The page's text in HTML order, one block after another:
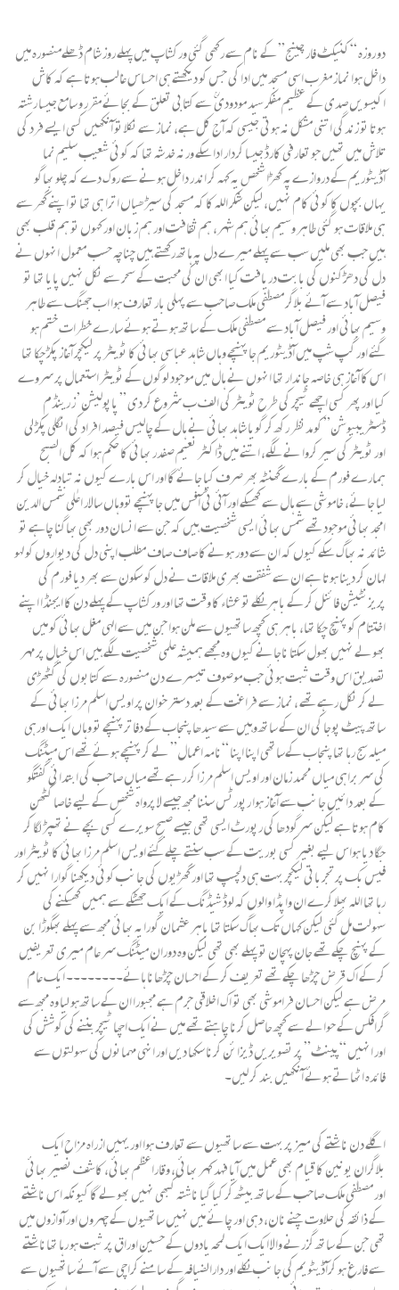
دو روزہ “کنیکٹ فار چینج” کے نام سے رکھی گئی ورکشاپ میں پہلے روز شام ڈھلےمنصورہ میں
داخل ہوا نماز مغرب اسی مسجد میں ادا کی جس کو دیکھتے ہی احساس غالب ہوتا ہے کہ کاش
اکیسویں صدی کے عظیم مفکر سید مودودی ؒ سے کتابی تعلق کے بجائے مقرر و سامع جیسا رشتہ
ہوتا تو زندگی اتنی مشکل نہ ہوتی جیسی کہ آج کل ہے، نماز سے نکلا تو آنکھیں کسی ایسے فرد کی
تلاش میں تھیں جو تعارفی کارڈ جیسا کردار ادا سکے ورنہ خدشہ تھا کہ کوئی شعیب سلیم نما
آڈیٹوریم کے دروازےپہ کھڑا شخص یہ کہہ کر اندر داخل ہونے سے روک دے کہ چلو بھاگو
یہاں بچوں کا کوئی کام نہیں، لیکن شکر اللہ کا کہ مسجد کی سیڑھیاں اترا ہی تھا تو اپنے گھر سے
ہی ملاقات ہو گئی طاہر وسیم بھائی ہم شہر، ہم ثقافت اور ہم زبان اور کہوں تو ہم قلب بھی
ہیں جب بھی ملیں سب سے پہلے میرے دل پہ ہاتھ رکھتے ہیں چناچہ حسب معمول انہوں نے
دل کی دھڑکنوں کی بابت دریافت کیا ابھی ان کی محبت کے سحر سے نکل نہیں پایا تھا تو
فیصل آباد سے آئے بلاگر مصطفٰی ملک صاحب سے پہلی بار تعارف ہوا اب جھنگ سے طاہر
وسیم بھائی اور فیصل آباد سے مصطفٰی ملک کے ساتھ ہوتے ہوئے سارے خطرات ختم ہو
گئے اور گپ شپ میں آڈیٹوریم جا پہنچے وہاں شاہد عباسی بھائی کا ٹویٹر پر لیکچر آغاز پکڑ چکا تھا
اس کا آغاز ہی خاصہ جاندار تھا انہوں نے ہال میں موجود لوگوں کے ٹویٹر استعمال پر سروے
کیا اور پھر کسی اچھے ٹیچر کی طرح ٹویٹر کی الف ب شروع کر دی ” پاپولیشن’ز رینڈم
ڈسٹریبیوشن” کو مدنظر رکھ کر گویا شاہد بھائی نے ہال کے چالیس فیصد افراد کی انگلی پکڑ لی
اور ٹویٹر کی سیر کروا نے لگے، اتنے میں ڈاکٹر نعیم صفدر بھائی کا حکم ہوا کہ کل الصبح
ہمارے فورم کے بارے گھنٹہ بھر صرف کیا جائے گا اور اس بارے کیوں نہ تبادلہ خیال کر
لیا جائے، خاموشی سے ہال سے کھسکے اور آئی ٹی آفس میں جا پہنچے تووہاں سالار اعلٰی شمس الدین
امجد بھائی موجود تھے شمس بھائی ایسی شخصیت ہیں کہ جن سے انسان دور بھی بھاگنا چاہے تو
شائد نہ بھاگ سکے کیوں کہ ان سے دور ہونے کا صاف صاف مطلب اپنی دل کی دیواروں کو لہو
لہان کر دینا ہوتا ہے ان سے شفقت بھری ملاقات نے دل کو سکون سے بھر دیا فورم کی
پریزنٹیشن فائنل کر کے باہر نکلے تو عشاء کا وقت تھا اور ورکشاپ کے پہلے دن کا ایجنڈا اپنے
اختتام کو پہنچ چکا تھا، باہر ہی کچھ ساتھیوں سے ملن ہوا جن میں سے الہی مغل بھائی کو میں
بھولے نہیں بھول سکتا ناجانے کیوں وہ مجھے ہمیشہ علمی شخصیت لگے ہیں اس خیال پر مہر
تصدیق اس وقت ثبت ہوئی جب موصوف تیسرے دن منصورہ سے کتابوں کی گٹھڑی
لے کر نکل رہے تھے ، نماز سے فراغت کے بعد دستر خوان پر اویس اسلم مرزا بھائی کے
ساتھ پیٹ پوجا کی ان کے ساتھ وہیں سے سیدھا پنجاب کے دفاتر پہنچے تو وہاں ایک اورہی
میلہ سج رہا تھا پنجاب کےساتھی اپنا اپنا “نامہ اعمال” لے کر پہنچے ہوئے تھے اس میٹنگ
کی سربراہی میاں محمد زمان اور اویس اسلم مرزا کر رہے تھے میاں صاحب کی ابتدائی گفتگو
کے بعد دائیں جانب سے آغاز ہوا رپورٹس سننا مجھ جیسے لا پرواہ شخص کے لیے خاصا کٹھن
کام ہوتا ہے لیکن سرگودھا کی رپورٹ ایسی تھی جیسے صبح سویرے کسی بچے نے تھپڑ لگا کر
جگا دیا ہواس لیے بغیر کسی بوریت کے سب سنتے چلے گئے اویس اسلم مرزا بھائی کا ٹویٹر اور
فیس بک پر تجرباتی لیکچر بہت ہی دلچسپ تھا اور گھڑیوں کی جانب کوئی دیکھنا گوارا نہیں کر
رہا تھا اللہ بھلا کرے ان واپڈا والوں کہ لوڈ شیڈنگ کے ایک جھٹکے سے ہمیں کھسکنے کی
سہولت مل گئی لیکن کہاں تک بھاگ سکتا تھا باہر عثمان گورایہ بھائی مجھ سے پہلے بھگوڑا بن
کے پہنچ چکے تھے جان پہچان تو پہلے بھی تھی لیکن وہ دوران میٹنگ سر عام میری تعریفیں
کر کے اک قرض چڑھا چکے تھے تعریف کر کے احسان چڑھانا ہائے۔۔۔۔۔۔۔۔ ایک عام
مرض ہے لیکن احسان فراموشی بھی تو اک اخلاقی جرم ہے مجبورا ان کے ساتھ ہو لیا وہ مجھ سے
گرافکس کے حوالے سے کچھ حاصل کرنا چاہتے تھے میں نے ایک اچھا ٹیچر بننے کی کوشش کی
اور انہیں “پینٹ” پر تصویریں ڈیزائن کرنا سکھا دیں اور انہی مہمانوں کی سہولتوں سے
فائدہ اٹھاتے ہوئے آنکھیں بند کر لیں۔
اگلے دن ناشتے کی میز پر بہت سے ساتھیوں سے تعارف ہوا اور یہیں ازراہ مزاح ایک
بلاگران یونین کا قیام بھی عمل میں آیا فہد کہر بھائی، وقاراعظم بھائی، کاشف نصیر بھائی
اور مصطفٰی ملک صاحب کے ساتھ بیٹھ کر کیا گیا ناشتہ کبھی نہیں بھولے گا کیونکہ اس ناشتے
کے ذائقہ کی حلاوت چنے نان، دہی اور چائے میں نہیں ساتھیوں کے چہروں اور آوازوں میں
تھی جن کے ساتھ گزرنے والا ایک ایک لمحہ یادوں کے حسین اوراق پر ثبت ہو رہا تھاناشتے
سے فارغ ہو کرآڈیٹویم کی جانب نکلے اور دارالضیافہ کے سامنے کراچی سے آئے ساتھیوں سے